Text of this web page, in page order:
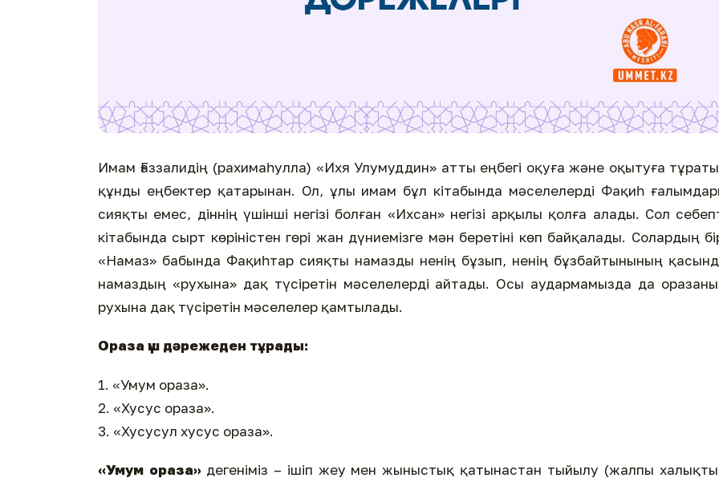
Имам Ғаззалидің (рахимаһулла) «Ихя Улумуддин» атты еңбегі оқуға және оқытуға
құнды еңбектер қатарынан. Ол, ұлы имам бұл кітабында мәселелерді Фақиһ
сияқты емес, діннің үшінші негізі болған «Ихсан» негізі арқылы қолға алады. Сол
кітабында сырт көріністен гөрі жан дүниемізге мән беретіні көп байқалады. Солардың
«Намаз» бабында Фақиһтар сияқты намазды ненің бұзып, ненің бұзбайтынының
намаздың «рухына» дақ түсіретін мәселелерді айтады. Осы аудармамызда да
рухына дақ түсіретін мәселелер қамтылады.
Ораза үш дәрежеден тұрады:
1. «Умум ораза».
2. «Хусус ораза».
3. «Хусусул хусус ораза».
«Умум ораза» дегеніміз – ішіп жеу мен жыныстық қатынастан тыйылу (жалпы